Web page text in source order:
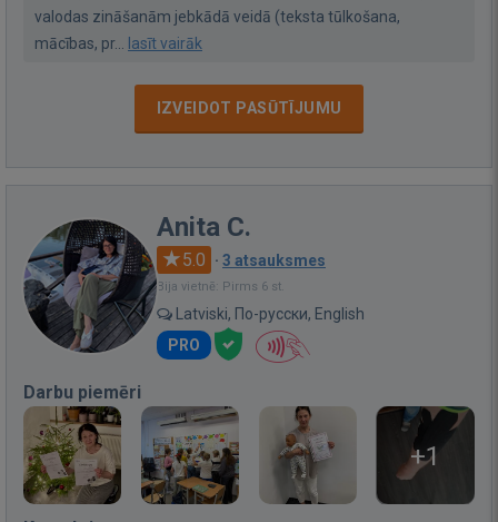
valodas zināšanām jebkādā veidā (teksta tūlkošana,
mācības, pr...
lasīt vairāk
IZVEIDOT PASŪTĪJUMU
Anita C.
5.0 · 3 atsauksmes
Bija vietnē: Pirms 6 st.
Latviski, По-русски, English
PRO
Darbu piemēri
+1